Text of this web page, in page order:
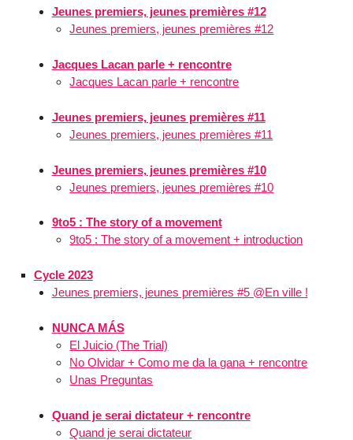
Jeunes premiers, jeunes premières #12
Jeunes premiers, jeunes premières #12
Jacques Lacan parle + rencontre
Jacques Lacan parle + rencontre
Jeunes premiers, jeunes premières #11
Jeunes premiers, jeunes premières #11
Jeunes premiers, jeunes premières #10
Jeunes premiers, jeunes premières #10
9to5 : The story of a movement
9to5 : The story of a movement + introduction
Cycle 2023
Jeunes premiers, jeunes premières #5 @En ville !
NUNCA MÁS
El Juicio (The Trial)
No Olvidar + Como me da la gana + rencontre
Unas Preguntas
Quand je serai dictateur + rencontre
Quand je serai dictateur